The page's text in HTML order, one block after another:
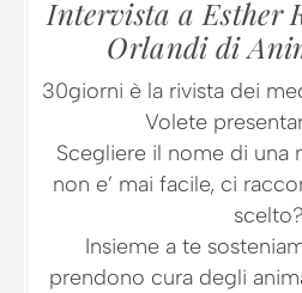
Intervista a Esther
Orlandi di
30giorni è la rivista dei
Volete
Scegliere il nome di una
non e’ mai facile, ci
scelto?
Insieme a te
prendono cura degli